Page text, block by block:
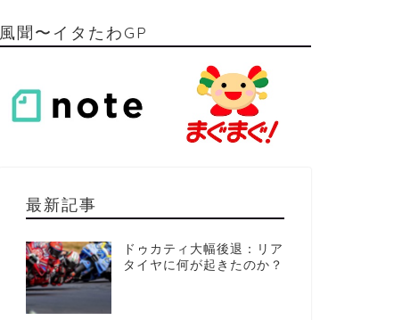
風聞〜イタたわGP
最新記事
ドゥカティ大幅後退：リア
タイヤに何が起きたのか？